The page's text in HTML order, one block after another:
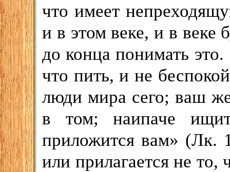
что имеет
и в этом веке, и в
до конца понимать
что пить, и не
люди мира сего; ваш
в том; наипаче
приложится вам» (Лк.
или прилагается не то,